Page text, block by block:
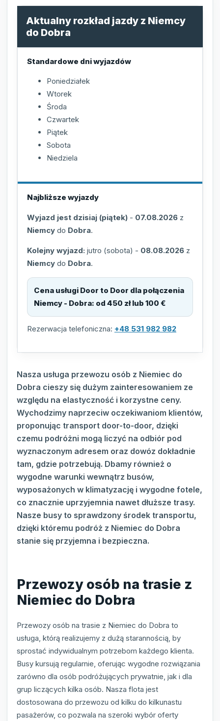
Aktualny rozkład jazdy z Niemcy
do Dobra
Standardowe dni wyjazdów
Poniedziałek
Wtorek
Środa
Czwartek
Piątek
Sobota
Niedziela
Najbliższe wyjazdy
Wyjazd jest dzisiaj (piątek) - 07.08.2026 z
Niemcy do Dobra.
Kolejny wyjazd: jutro (sobota) - 08.08.2026 z
Niemcy do Dobra.
Cena usługi Door to Door dla połączenia
Niemcy - Dobra: od 450 zł lub 100 €
Rezerwacja telefoniczna: +48 531 982 982
Nasza usługa przewozu osób z Niemiec do
Dobra cieszy się dużym zainteresowaniem ze
względu na elastyczność i korzystne ceny.
Wychodzimy naprzeciw oczekiwaniom klientów,
proponując transport door-to-door, dzięki
czemu podróżni mogą liczyć na odbiór pod
wyznaczonym adresem oraz dowóz dokładnie
tam, gdzie potrzebują. Dbamy również o
wygodne warunki wewnątrz busów,
wyposażonych w klimatyzację i wygodne fotele,
co znacznie uprzyjemnia nawet dłuższe trasy.
Nasze busy to sprawdzony środek transportu,
dzięki któremu podróż z Niemiec do Dobra
stanie się przyjemna i bezpieczna.
Przewozy osób na trasie z
Niemiec do Dobra
Przewozy osób na trasie z Niemiec do Dobra to
usługa, którą realizujemy z dużą starannością, by
sprostać indywidualnym potrzebom każdego klienta.
Busy kursują regularnie, oferując wygodne rozwiązania
zarówno dla osób podróżujących prywatnie, jak i dla
grup liczących kilka osób. Nasza flota jest
dostosowana do przewozu od kilku do kilkunastu
pasażerów, co pozwala na szeroki wybór oferty